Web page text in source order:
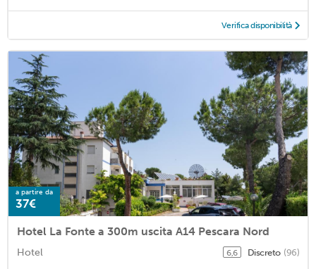
Verifica disponibilità
a partire da
37€
Hotel La Fonte a 300m uscita A14 Pescara Nord
Hotel 6,6 Discreto (96)